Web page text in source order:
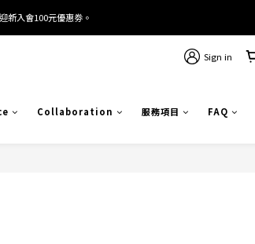
元購物金2張。
新入會100元優惠劵。
Sign in
Collaboration 服務項目 FAQ